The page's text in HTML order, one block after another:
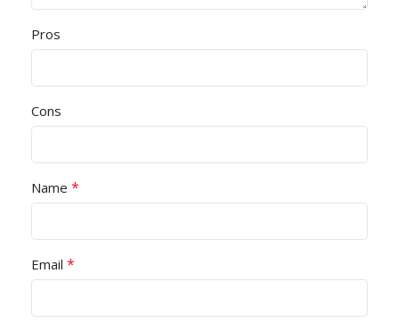
Pros
Cons
Name *
Email *